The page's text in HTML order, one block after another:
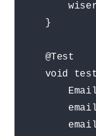
    }
    @Test
void